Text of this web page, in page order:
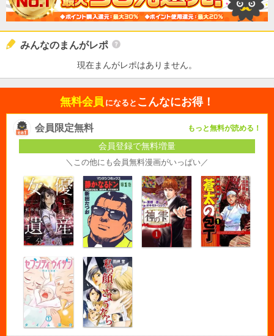
みんなのまんがレポ
現在まんがレポはありません。
無料会員 になると こんなにお得！
会員限定無料 もっと無料が読める！
会員登録で無料増量
＼この他にも会員無料漫画がいっぱい／